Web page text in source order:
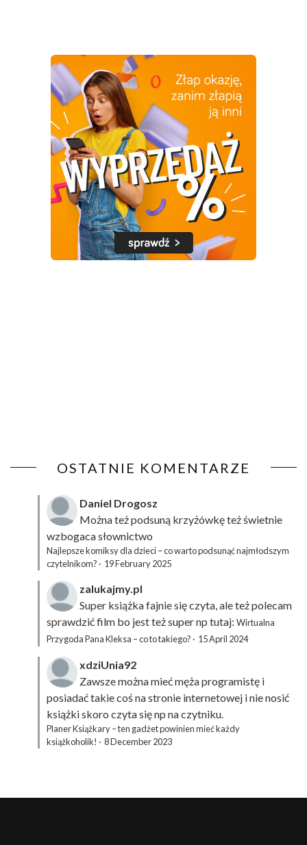
OSTATNIE KOMENTARZE
Daniel Drogosz
Można też podsuną krzyżówkęteż świetnie
wzbogaca słownictwo
Najlepsze komiksy dla dzieci – co warto podsunąć najmłodszym
czytelnikom? · 19 February 2025
zalukajmy.pl
Super książka fajnie się czyta, ale też polecam
sprawdzić film bo jest też super np tutaj: Wirtualna
Przygoda Pana Kleksa – co to takiego? · 15 April 2024
xdziUnia92
Zawsze można mieć męża programistę i
posiadać takie coś na stronie internetowej i nie nosić
książki skoro czyta się np na czytniku.
Planer Książkary – ten gadżet powinien mieć każdy
książkoholik! · 8 December 2023